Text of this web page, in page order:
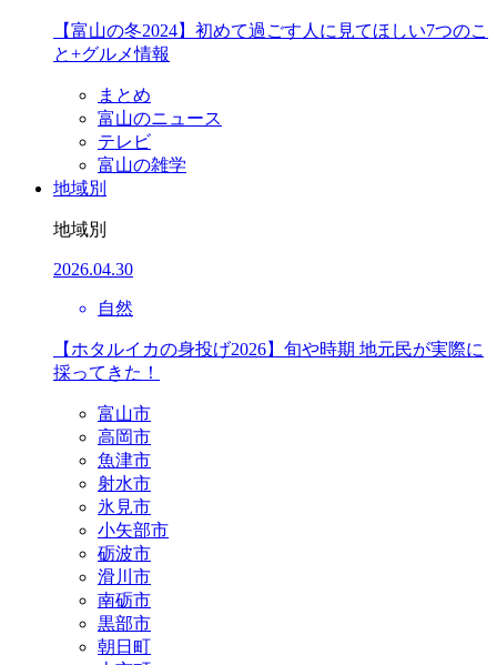
【富山の冬2024】初めて過ごす人に見てほしい7つのこ
と+グルメ情報
まとめ
富山のニュース
テレビ
富山の雑学
地域別
地域別
2026.04.30
自然
【ホタルイカの身投げ2026】旬や時期 地元民が実際に
採ってきた！
富山市
高岡市
魚津市
射水市
氷見市
小矢部市
砺波市
滑川市
南砺市
黒部市
朝日町